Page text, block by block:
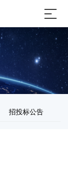
招投标公告